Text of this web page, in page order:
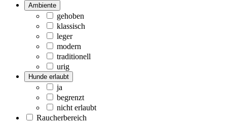
Ambiente
gehoben
klassisch
leger
modern
traditionell
urig
Hunde erlaubt
ja
begrenzt
nicht erlaubt
Raucherbereich